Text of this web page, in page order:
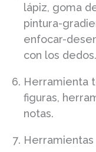
lápiz, goma
pintura-
enfocar-
con los dedos.
Herramienta
figuras,
notas.
Herramientas